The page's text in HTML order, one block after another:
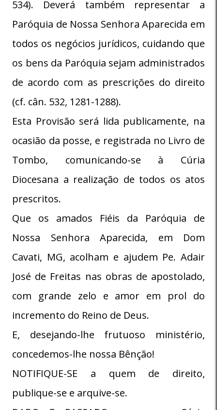
534). Deverá também representar a
Paróquia de Nossa Senhora Aparecida em
todos os negócios jurídicos, cuidando que
os bens da Paróquia sejam administrados
de acordo com as prescrições do direito
(cf. cân. 532, 1281-1288).
Esta Provisão será lida publicamente, na
ocasião da posse, e registrada no Livro de
Tombo, comunicando-se à Cúria
Diocesana a realização de todos os atos
prescritos.
Que os amados Fiéis da Paróquia de
Nossa Senhora Aparecida, em Dom
Cavati, MG, acolham e ajudem Pe. Adair
José de Freitas nas obras de apostolado,
com grande zelo e amor em prol do
incremento do Reino de Deus.
E, desejando-lhe frutuoso ministério,
concedemos-lhe nossa Bênção!
NOTIFIQUE-SE a quem de direito,
publique-se e arquive-se.